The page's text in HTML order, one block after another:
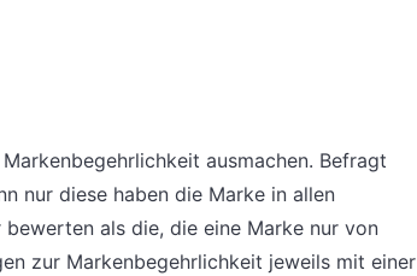
ausmachen. Befragt
nur diese haben die Marke in allen
als die, die eine Marke nur von
zur Markenbegehrlichkeit jeweils mit einer